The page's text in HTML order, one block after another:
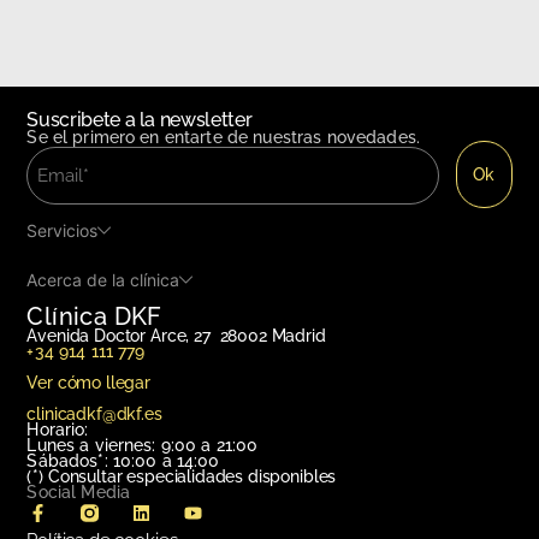
Clínica DKF
Avenida Doctor Arce, 27 28002 Madrid
+34 914 111 779
Ver cómo llegar
clinicadkf@dkf.es
Horario:
Lunes a viernes: 9:00 a 21:00
Sábados*: 10:00 a 14:00
(*) Consultar especialidades disponibles
Social Media
Suscribete a la newsletter
Se el primero en entarte de nuestras novedades.
Servicios
Acerca de la clínica